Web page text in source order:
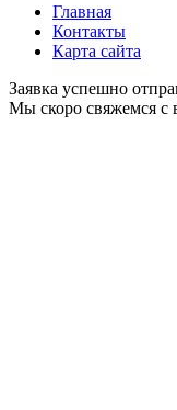
Главная
Контакты
Карта сайта
Заявка успешно
Мы скоро свяжемся с